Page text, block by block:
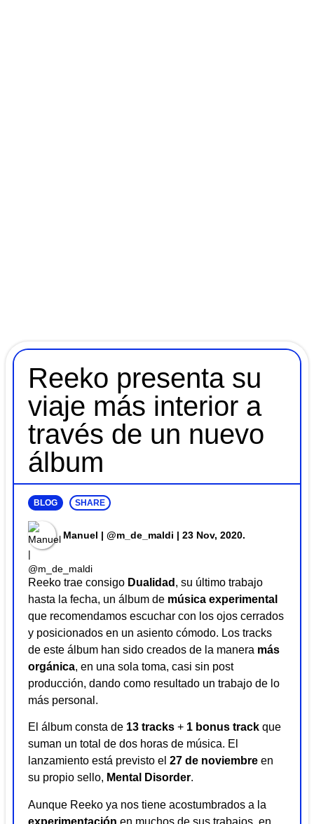
Reeko presenta su
viaje más interior a
través de un nuevo
álbum
BLOG SHARE
Manuel | @m_de_maldi | 23 Nov, 2020.
Reeko trae consigo Dualidad , su último trabajo
hasta la fecha, un álbum de música experimental
que recomendamos escuchar con los ojos cerrados
y posicionados en un asiento cómodo. Los tracks
de este álbum han sido creados de la manera más
orgánica, en una sola toma, casi sin post
producción, dando como resultado un trabajo de lo
más personal.
El álbum consta de 13 tracks + 1 bonus track que
suman un total de dos horas de música. El
lanzamiento está previsto el 27 de noviembre en
su propio sello, Mental Disorder.
Aunque Reeko ya nos tiene acostumbrados a la
experimentación en muchos de sus trabajos, en